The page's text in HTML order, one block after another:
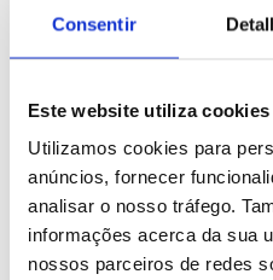
Consentir
Este website utiliza cookies
Utilizamos cookies para
anúncios, fornecer
analisar o nosso tráfego.
informações acerca da sua
nossos parceiros de redes
declara fim do cessar-
fogo com Irão porque